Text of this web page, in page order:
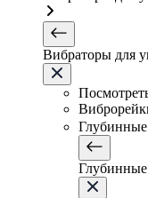
Вибраторы для